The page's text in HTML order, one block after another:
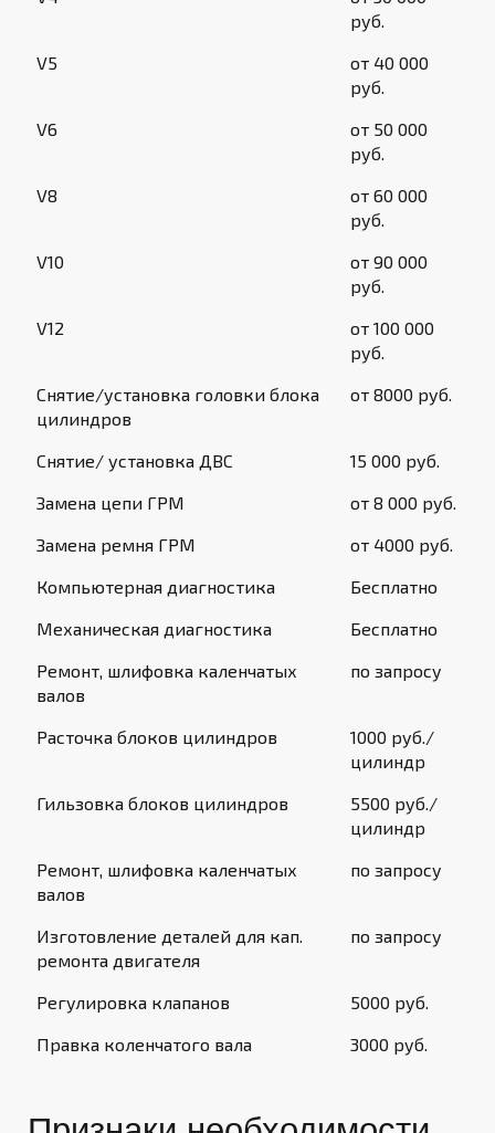
руб.
V5
от 40 000
руб.
V6
от 50 000
руб.
V8
от 60 000
руб.
V10
от 90 000
руб.
V12
от 100 000
руб.
Снятие/установка головки блока
цилиндров
от 8000 руб.
Снятие/ установка ДВС
15 000 руб.
Замена цепи ГРМ
от 8 000 руб.
Замена ремня ГРМ
от 4000 руб.
Компьютерная диагностика
Бесплатно
Механическая диагностика
Бесплатно
Ремонт, шлифовка каленчатых
валов
по запросу
Расточка блоков цилиндров
1000 руб./
цилиндр
Гильзовка блоков цилиндров
5500 руб./
цилиндр
Ремонт, шлифовка каленчатых
валов
по запросу
Изготовление деталей для кап.
ремонта двигателя
по запросу
Регулировка клапанов
5000 руб.
Правка коленчатого вала
3000 руб.